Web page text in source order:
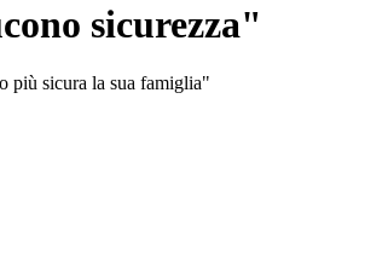
sicurezza"
più sicura la sua famiglia"